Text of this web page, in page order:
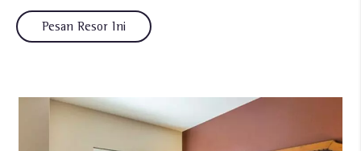
Pesan Resor Ini